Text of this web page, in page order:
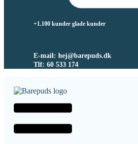
+1.100 kunder glade kunder
E-mail: hej@barepuds.dk
Tlf: 60 533 174